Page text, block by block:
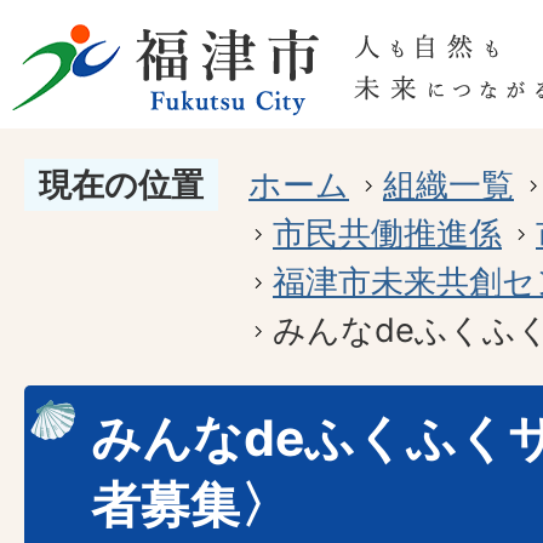
現在の位置 ホーム
組織一覧
市民共働推進係
福津市未来共創
みんなdeふくふ
みんなdeふくふく
者募集〉